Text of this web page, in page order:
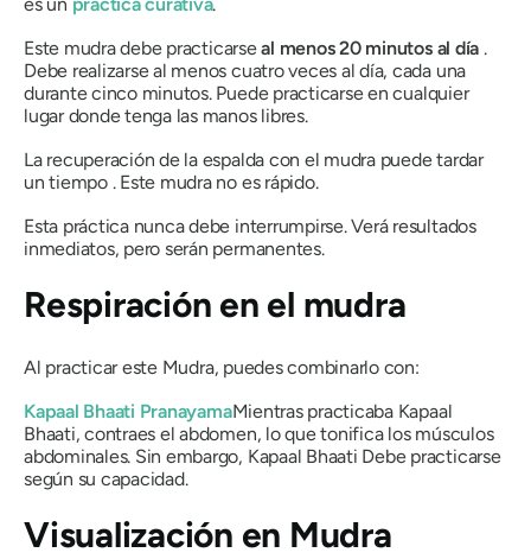
es un práctica curativa.
Este mudradebe practicarseal menos 20 minutos al día .
Debe realizarse al menos cuatro veces al día, cada una
durante cinco minutos. Puede practicarseen cualquier
lugar donde tenga lasmanos libres.
La recuperación de la espalda con el mudrapuede tardar
un tiempo . Este mudrano es rápido.
Esta práctica nunca debe interrumpirse. Verá resultados
inmediatos, pero serán permanentes.
Respiración en el mudra
Al practicar este Mudra, puedes combinarlo con:
Kapaal Bhaati PranayamaMientras practicaba Kapaal
Bhaati, contraes el abdomen, lo que tonifica los músculos
abdominales. Sin embargo, Kapaal Bhaati Debe practicarse
según su capacidad.
Visualización en Mudra